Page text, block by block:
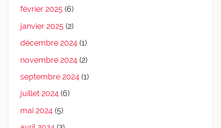
février 2025 (6)
janvier 2025 (2)
décembre 2024 (1)
novembre 2024 (2)
septembre 2024 (1)
juillet 2024 (6)
mai 2024 (5)